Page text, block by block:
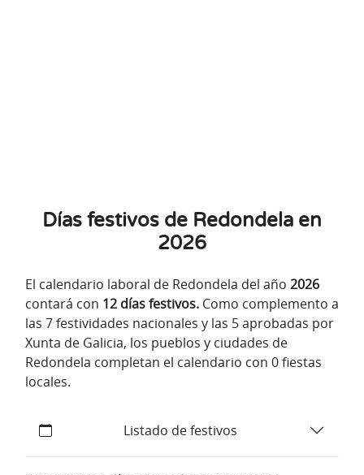
Días festivos de Redondela en
2026
El calendario laboral de Redondela del año 2026
contará con 12 días festivos. Como complemento a
las 7 festividades nacionales y las 5 aprobadas por
Xunta de Galicia, los pueblos y ciudades de
Redondela completan el calendario con 0 fiestas
locales.
Listado de festivos